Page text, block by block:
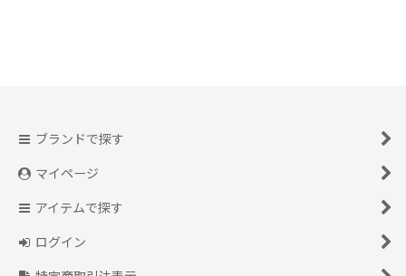
ブランドで探す
マイページ
アイテムで探す
ログイン